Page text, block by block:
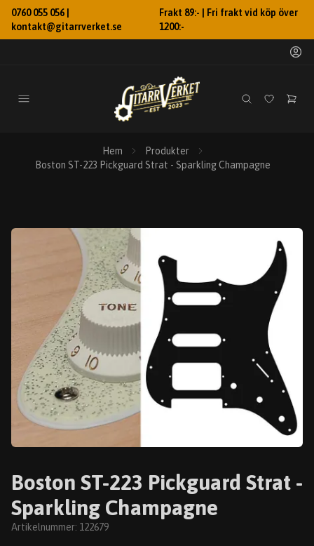
0760 055 056 |
kontakt@gitarrverket.se
Frakt 89:- | Fri frakt vid köp över
1200:-
Hem
Produkter
Boston ST-223 Pickguard Strat - Sparkling Champagne
Boston ST-223 Pickguard Strat -
Sparkling Champagne
Artikelnummer: 122679